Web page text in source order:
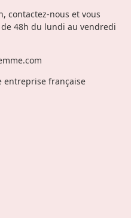
contactez-nous et vous
48h du lundi au vendredi
entreprise française